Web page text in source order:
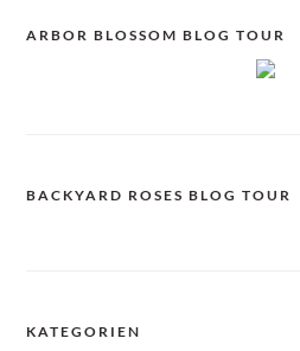
ARBOR BLOSSOM BLOG TOUR
BACKYARD ROSES BLOG TOUR
KATEGORIEN